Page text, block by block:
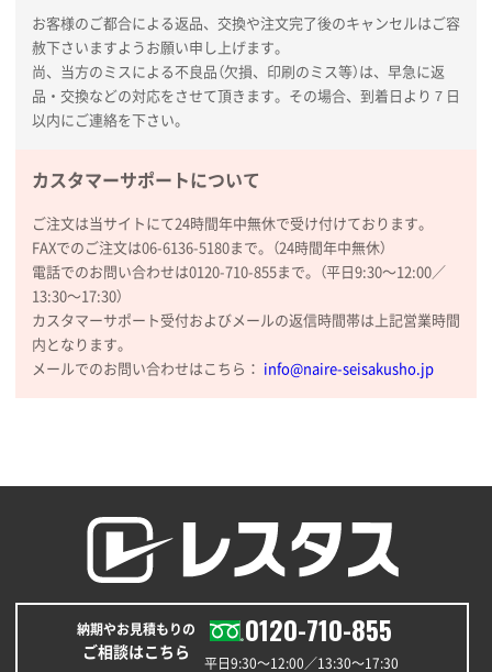
印刷範囲が広かったから、取扱商品
新潟県R社様
ワンポイントポリ袋 A4サイズ
1000枚
2026年01月16日 10:53
かったため
山口県P社様
【トートバッグ・エコバッグ】特別ご注文ページ
1枚
希望の商品の取り扱いがあったので
福島県W社様
A4バインダー(2ツ折)
300枚
2025年12月24日 14:43
以前の注文も含め価格と品質
お客様のご都合による返品、交換や注文完了後のキャンセルはご容
赦下さいますようお願い申し上げます。
尚、当方のミスによる不良品（欠損、印刷のミス等）は、早急に返
品・交換などの対応をさせて頂きます。その場合、到着日より７日
以内にご連絡を下さい。
カスタマーサポートについて
ご注文は当サイトにて24時間年中無休で受け付けております。
FAXでのご注文は06-6136-5180まで。（24時間年中無休）
電話でのお問い合わせは0120-710-855まで。（平日9:30〜12:00／
13:30〜17:30）
カスタマーサポート受付およびメールの返信時間帯は上記営業時間
内となります。
メールでのお問い合わせはこちら： info@naire-seisakusho.jp
納期やお見積もりの
ご相談はこちら
0120-710-855
平日9:30〜12:00／13:30〜17:30